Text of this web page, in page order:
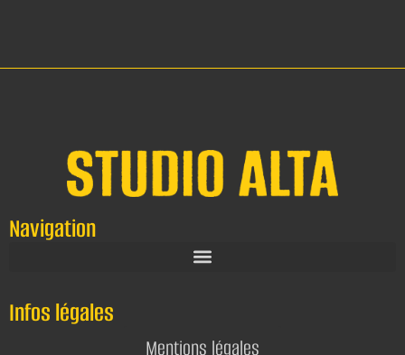
Navigation
Infos légales
Mentions légales